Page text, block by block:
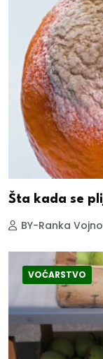
Šta kada se
BY-Ranka
VOĆARSTVO